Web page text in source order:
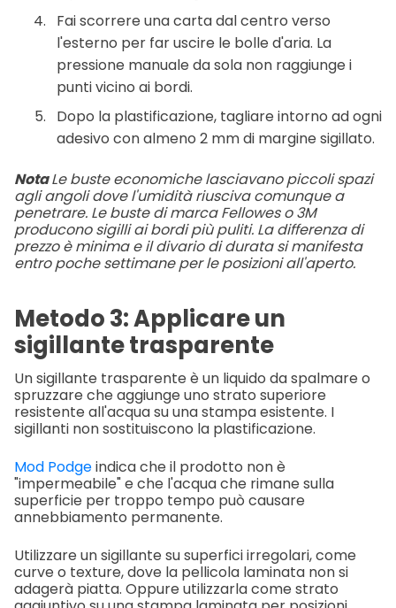
Fai scorrere una carta dal centro verso
l'esterno per far uscire le bolle d'aria. La
pressione manuale da sola non raggiunge i
punti vicino ai bordi.
Dopo la plastificazione, tagliare intorno ad ogni
adesivo con almeno 2 mm di margine sigillato.
NotaLe buste economiche lasciavano piccoli spazi
agli angoli dove l'umidità riusciva comunque a
penetrare. Le buste di marca Fellowes o 3M
producono sigilli ai bordi più puliti. La differenza di
prezzo è minima e il divario di durata si manifesta
entro poche settimane per le posizioni all'aperto.
Metodo 3: Applicare un
sigillante trasparente
Un sigillante trasparente è un liquido da spalmare o
spruzzare che aggiunge uno strato superiore
resistente all'acqua su una stampa esistente. I
sigillanti non sostituiscono la plastificazione.
Mod Podgeindica che il prodotto non è
"impermeabile" e che l'acqua che rimane sulla
superficie per troppo tempo può causare
annebbiamento permanente.
Utilizzare un sigillante su superfici irregolari, come
curve o texture, dove la pellicola laminata non si
adagerà piatta. Oppure utilizzarla come strato